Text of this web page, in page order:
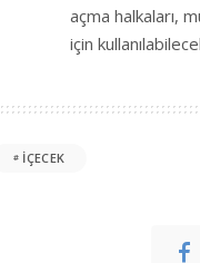
açma halkaları,
için
IÇECEK